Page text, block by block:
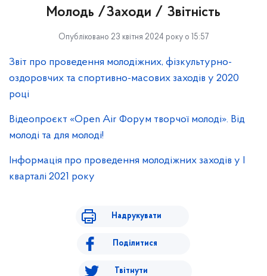
Молодь /Заходи / Звітність
Опубліковано 23 квітня 2024 року о 15:57
Звіт про проведення молодіжних, фізкультурно-
оздоровчих та спортивно-масових заходів у 2020
році
Відеопроєкт «Open Air Форум творчої молоді». Від
молоді та для молоді!
Інформація про проведення молодіжних заходів у І
кварталі 2021 року
Надрукувати
Поділитися
Твітнути